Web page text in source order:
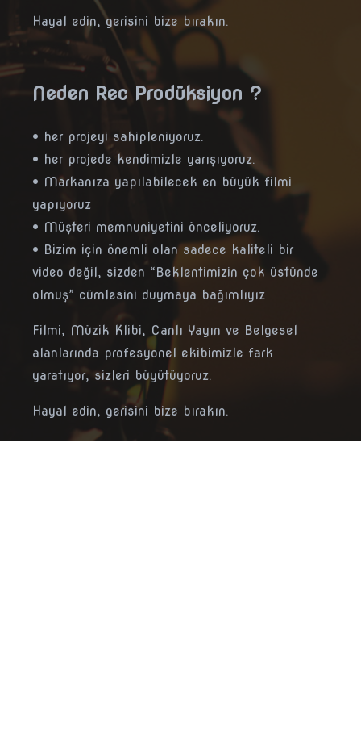
Hayal edin, gerisini bize bırakın.
Neden Rec Prodüksiyon ?
• her projeyi sahipleniyoruz.
• her projede kendimizle yarışıyoruz.
• Markanıza yapılabilecek en büyük filmi
yapıyoruz
• Müşteri memnuniyetini önceliyoruz.
• Bizim için önemli olan sadece kaliteli bir
video değil, sizden “Beklentimizin çok üstünde
olmuş” cümlesini duymaya bağımlıyız
Filmi, Müzik Klibi, Canlı Yayın ve Belgesel
alanlarında profesyonel ekibimizle fark
yaratıyor, sizleri büyütüyoruz.
Hayal edin, gerisini bize bırakın.